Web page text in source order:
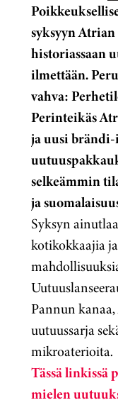
syksyyn
historiassaan
ilmettään.
vahva:
Perinteikäs
ja uusi brändi-
selkeämmin
ja
Syksyn
kotikokkaajia
Pannun
uutuussarja
mikroaterioita.
Tässä linkissä
mielen